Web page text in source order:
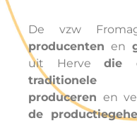
De vzw
producenten en
uit Hervedie
traditionele
produceren en
de